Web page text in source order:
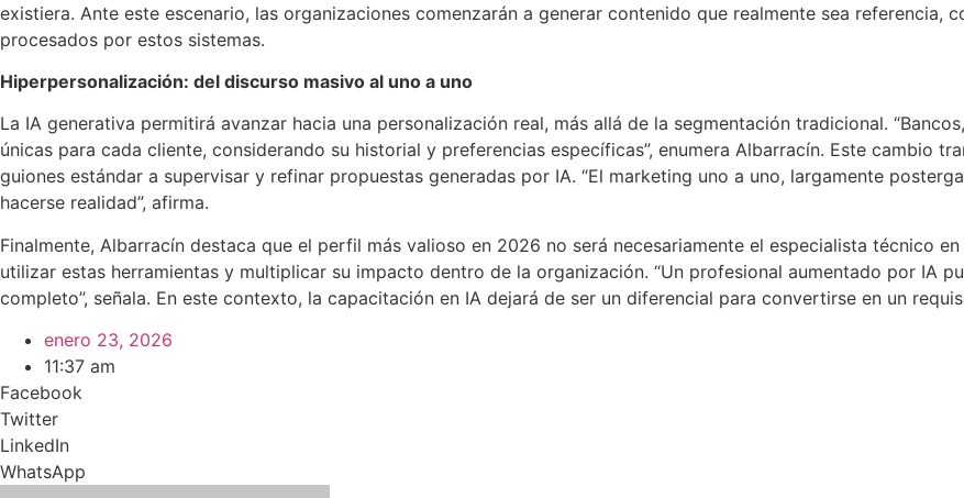
existiera. Ante este escenario, las organizaciones comenzarán a generar contenido que realmente sea referencia,
procesados por estos sistemas.
Hiperpersonalización: del discurso masivo al uno a uno
La IA generativa permitirá avanzar hacia una personalización real, más allá de la segmentación tradicional.
únicas para cada cliente, considerando su historial y preferencias específicas”, enumera Albarracín. Este cambio
guiones estándar a supervisar y refinar propuestas generadas por IA. “El marketing uno a uno, largamente
hacerse realidad”, afirma.
Finalmente, Albarracín destaca que el perfil más valioso en 2026 no será necesariamente el especialista técnico
utilizar estas herramientas y multiplicar su impacto dentro de la organización. “Un profesional aumentado por IA
completo”, señala. En este contexto, la capacitación en IA dejará de ser un diferencial para convertirse en un
enero 23, 2026
11:37 am
Facebook
Twitter
LinkedIn
WhatsApp